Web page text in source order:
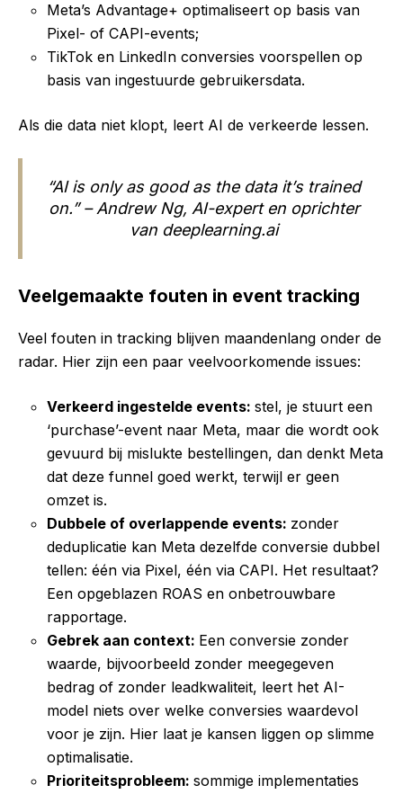
Meta’s Advantage+ optimaliseert op basis van
Pixel- of CAPI-events;
TikTok en LinkedIn conversies voorspellen op
basis van ingestuurde gebruikersdata.
Als die data niet klopt, leert AI de verkeerde lessen.
“AI is only as good as the data it’s trained
on.” – Andrew Ng, AI-expert en oprichter
van deeplearning.ai
Veelgemaakte fouten in event tracking
Veel fouten in tracking blijven maandenlang onder de
radar. Hier zijn een paar veelvoorkomende issues:
Verkeerd ingestelde events: stel, je stuurt een
‘purchase’-event naar Meta, maar die wordt ook
gevuurd bij mislukte bestellingen, dan denkt Meta
dat deze funnel goed werkt, terwijl er geen
omzet is.
Dubbele of overlappende events: zonder
deduplicatie kan Meta dezelfde conversie dubbel
tellen: één via Pixel, één via CAPI. Het resultaat?
Een opgeblazen ROAS en onbetrouwbare
rapportage.
Gebrek aan context: Een conversie zonder
waarde, bijvoorbeeld zonder meegegeven
bedrag of zonder leadkwaliteit, leert het AI-
model niets over welke conversies waardevol
voor je zijn. Hier laat je kansen liggen op slimme
optimalisatie.
Prioriteitsprobleem: sommige implementaties